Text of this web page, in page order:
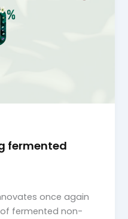
fermented
once again
of fermented non-